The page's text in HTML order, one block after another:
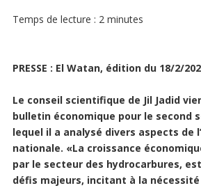
Temps de lecture : 2 minutes
PRESSE : El Watan, édition du 18/2/
Le conseil scientifique de Jil Jadid
bulletin économique pour le second
lequel il a analysé divers aspects de
nationale. «La croissance
par le secteur des hydrocarbures,
défis majeurs, incitant à la